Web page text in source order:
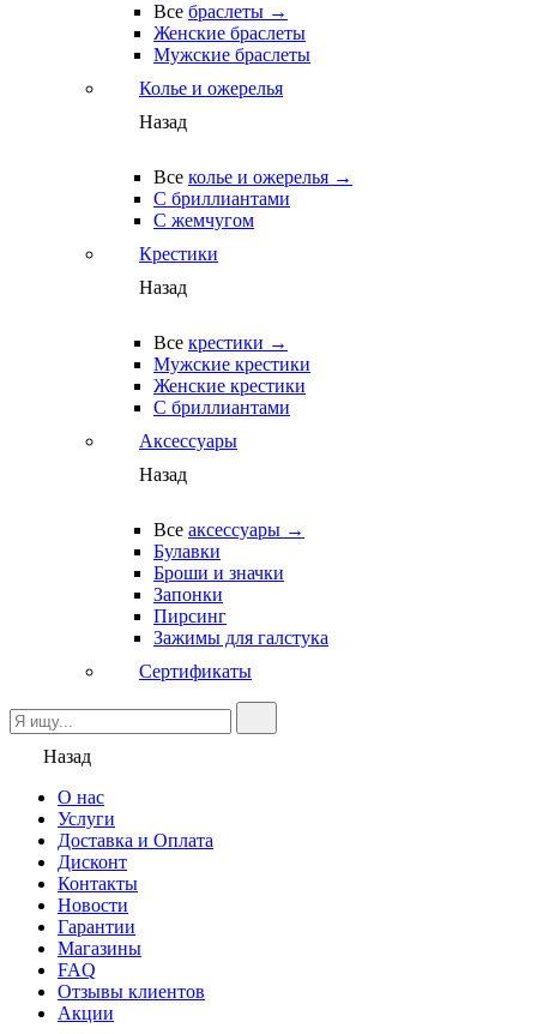
Все браслеты →
Женские браслеты
Мужские браслеты
Колье и ожерелья
Назад
Все колье и ожерелья →
С бриллиантами
С жемчугом
Крестики
Назад
Все крестики →
Мужские крестики
Женские крестики
С бриллиантами
Аксессуары
Назад
Все аксессуары →
Булавки
Броши и значки
Запонки
Пирсинг
Зажимы для галстука
Сертификаты
Назад
О нас
Услуги
Доставка и Оплата
Дисконт
Контакты
Новости
Гарантии
Магазины
FAQ
Отзывы клиентов
Акции